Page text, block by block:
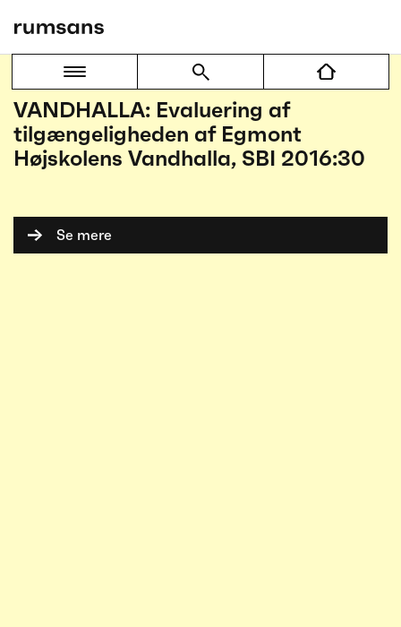
Sidse Grangaard og Camilla Ryhl
VANDHALLA: Evaluering af
tilgængeligheden af Egmont
Højskolens Vandhalla, SBI 2016:30
Se mere